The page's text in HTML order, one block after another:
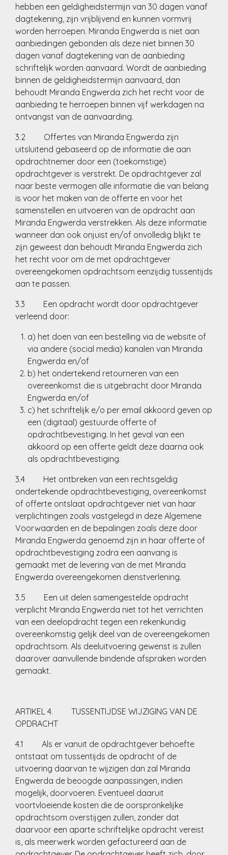
hebben een geldigheidstermijn van 30 dagen vanaf
dagtekening, zijn vrijblijvend en kunnen vormvrij
worden herroepen. Miranda Engwerda is niet aan
aanbiedingen gebonden als deze niet binnen 30
dagen vanaf dagtekening van de aanbieding
schriftelijk worden aanvaard. Wordt de aanbieding
binnen de geldigheidstermijn aanvaard, dan
behoudt Miranda Engwerda zich het recht voor de
aanbieding te herroepen binnen vijf werkdagen na
ontvangst van de aanvaarding.
3.2 Offertes van Miranda Engwerda zijn
uitsluitend gebaseerd op de informatie die aan
opdrachtnemer door een (toekomstige)
opdrachtgever is verstrekt. De opdrachtgever zal
naar beste vermogen alle informatie die van belang
is voor het maken van de offerte en voor het
samenstellen en uitvoeren van de opdracht aan
Miranda Engwerda verstrekken. Als deze informatie
wanneer dan ook onjuist en/of onvolledig blijkt te
zijn geweest dan behoudt Miranda Engwerda zich
het recht voor om de met opdrachtgever
overeengekomen opdrachtsom eenzijdig tussentijds
aan te passen.
3.3 Een opdracht wordt door opdrachtgever
verleend door:
a) het doen van een bestelling via de website of
via andere (social media) kanalen van Miranda
Engwerda en/of
b) het ondertekend retourneren van een
overeenkomst die is uitgebracht door Miranda
Engwerda en/of
c) het schriftelijk e/o per email akkoord geven op
een (digitaal) gestuurde offerte of
opdrachtbevestiging. In het geval van een
akkoord op een offerte geldt deze daarna ook
als opdrachtbevestiging.
3.4 Het ontbreken van een rechtsgeldig
ondertekende opdrachtbevestiging, overeenkomst
of offerte ontslaat opdrachtgever niet van haar
verplichtingen zoals vastgelegd in deze Algemene
Voorwaarden en de bepalingen zoals deze door
Miranda Engwerda genoemd zijn in haar offerte of
opdrachtbevestiging zodra een aanvang is
gemaakt met de levering van de met Miranda
Engwerda overeengekomen dienstverlening.
3.5 Een uit delen samengestelde opdracht
verplicht Miranda Engwerda niet tot het verrichten
van een deelopdracht tegen een rekenkundig
overeenkomstig gelijk deel van de overeengekomen
opdrachtsom. Als deeluitvoering gewenst is zullen
daarover aanvullende bindende afspraken worden
gemaakt.
ARTIKEL 4. TUSSENTIJDSE WIJZIGING VAN DE
OPDRACHT
4.1 Als er vanuit de opdrachtgever behoefte
ontstaat om tussentijds de opdracht of de
uitvoering daarvan te wijzigen dan zal Miranda
Engwerda de beoogde aanpassingen, indien
mogelijk, doorvoeren. Eventueel daaruit
voortvloeiende kosten die de oorspronkelijke
opdrachtsom overstijgen zullen, zonder dat
daarvoor een aparte schriftelijke opdracht vereist
is, als meerwerk worden gefactureerd aan de